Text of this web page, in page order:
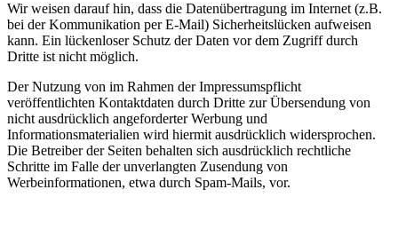
Wir weisen darauf hin, dass die Datenübertragung im Internet (z.B.
bei der Kommunikation per E-Mail) Sicherheitslücken aufweisen
kann. Ein lückenloser Schutz der Daten vor dem Zugriff durch
Dritte ist nicht möglich.
Der Nutzung von im Rahmen der Impressumspflicht
veröffentlichten Kontaktdaten durch Dritte zur Übersendung von
nicht ausdrücklich angeforderter Werbung und
Informationsmaterialien wird hiermit ausdrücklich widersprochen.
Die Betreiber der Seiten behalten sich ausdrücklich rechtliche
Schritte im Falle der unverlangten Zusendung von
Werbeinformationen, etwa durch Spam-Mails, vor.